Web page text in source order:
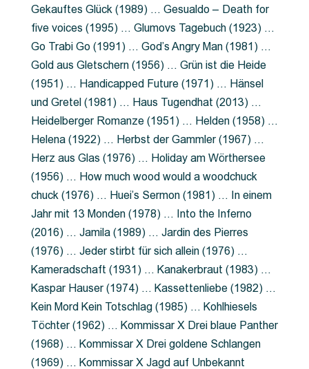
Gekauftes Glück (1989) … Gesualdo – Death for
five voices (1995) … Glumovs Tagebuch (1923) …
Go Trabi Go (1991) … God’s Angry Man (1981) …
Gold aus Gletschern (1956) … Grün ist die Heide
(1951) … Handicapped Future (1971) … Hänsel
und Gretel (1981) … Haus Tugendhat (2013) …
Heidelberger Romanze (1951) … Helden (1958) …
Helena (1922) … Herbst der Gammler (1967) …
Herz aus Glas (1976) … Holiday am Wörthersee
(1956) … How much wood would a woodchuck
chuck (1976) … Huei’s Sermon (1981) … In einem
Jahr mit 13 Monden (1978) … Into the Inferno
(2016) … Jamila (1989) … Jardin des Pierres
(1976) … Jeder stirbt für sich allein (1976) …
Kameradschaft (1931) … Kanakerbraut (1983) …
Kaspar Hauser (1974) … Kassettenliebe (1982) …
Kein Mord Kein Totschlag (1985) … Kohlhiesels
Töchter (1962) … Kommissar X Drei blaue Panther
(1968) … Kommissar X Drei goldene Schlangen
(1969) … Kommissar X Jagd auf Unbekannt